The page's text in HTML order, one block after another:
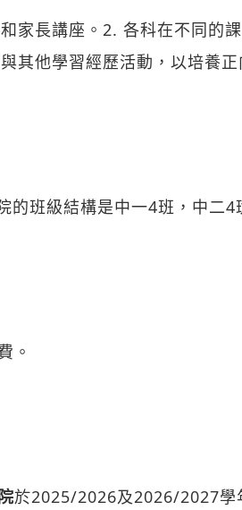
家長講座。2. 各科在不同的
其他學習經歷活動，以培養
班級結構是中一4班，中二4
。
於2025/2026及2026/2027學